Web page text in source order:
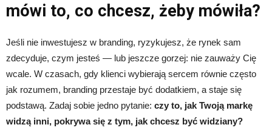
mówi to, co chcesz, żeby mówiła?
Jeśli nie inwestujesz w branding, ryzykujesz, że rynek sam
zdecyduje, czym jesteś — lub jeszcze gorzej: nie zauważy Cię
wcale. W czasach, gdy klienci wybierają sercem równie często
jak rozumem, branding przestaje być dodatkiem, a staje się
podstawą. Zadaj sobie jedno pytanie: czy to, jak Twoją markę
widzą inni, pokrywa się z tym, jak chcesz być widziany?